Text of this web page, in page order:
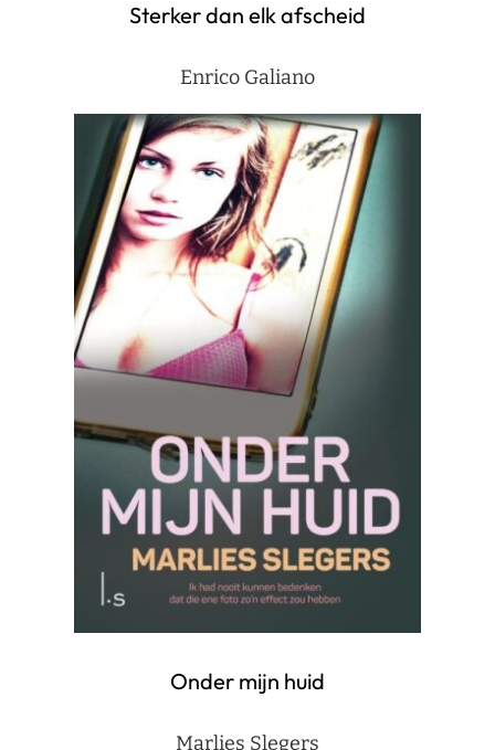
Sterker dan elk afscheid
Enrico Galiano
Onder mijn huid
Marlies Slegers